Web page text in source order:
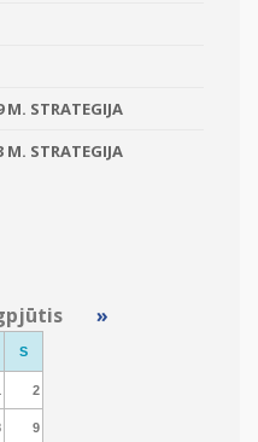
M. STRATEGIJA
M. STRATEGIJA
»
S
2
9